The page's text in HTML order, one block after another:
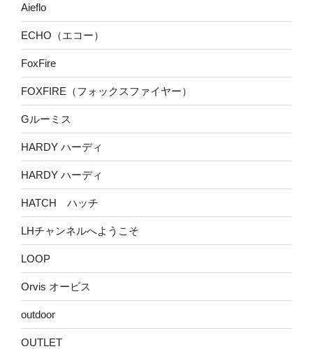
Aieflo
ECHO（エコー）
FoxFire
FOXFIRE（フォックスファイヤー）
Gルーミス
HARDY ハーディ
HARDY ハーディ
HATCH ハッチ
LHチャンネルへようこそ
LOOP
Orvis オービス
outdoor
OUTLET